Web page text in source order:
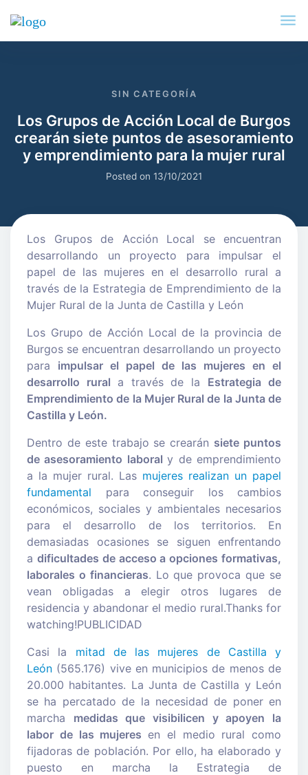
SIN CATEGORÍA
Los Grupos de Acción Local de Burgos
crearán siete puntos de asesoramiento
y emprendimiento para la mujer rural
Posted on 13/10/2021
Los Grupos de Acción Local se encuentran
desarrollando un proyecto para impulsar el
papel de las mujeres en el desarrollo rural a
través de la Estrategia de Emprendimiento de la
Mujer Rural de la Junta de Castilla y León
Los Grupo de Acción Local de la provincia de
Burgos se encuentran desarrollando un proyecto
para impulsar el papel de las mujeres en el
desarrollo rural a través de la Estrategia de
Emprendimiento de la Mujer Rural de la Junta de
Castilla y León.
Dentro de este trabajo se crearán siete puntos
de asesoramiento laboraly de emprendimiento
a la mujer rural. Las mujeres realizan un papel
fundamental para conseguir los cambios
económicos, sociales y ambientales necesarios
para el desarrollo de los territorios. En
demasiadas ocasiones se siguen enfrentando
a dificultades de acceso a opciones formativas,
laborales o financieras. Lo que provoca que se
vean obligadas a elegir otros lugares de
residencia y abandonar el medio rural.Thanks for
watching!PUBLICIDAD
Casi la mitad de las mujeres de Castilla y
León (565.176) vive en municipios de menos de
20.000 habitantes. La Junta de Castilla y León
se ha percatado de la necesidad de poner en
marcha medidas que visibilicen y apoyen la
labor de las mujeres en el medio rural como
fijadoras de población. Por ello, ha elaborado y
puesto en marcha la Estrategia de